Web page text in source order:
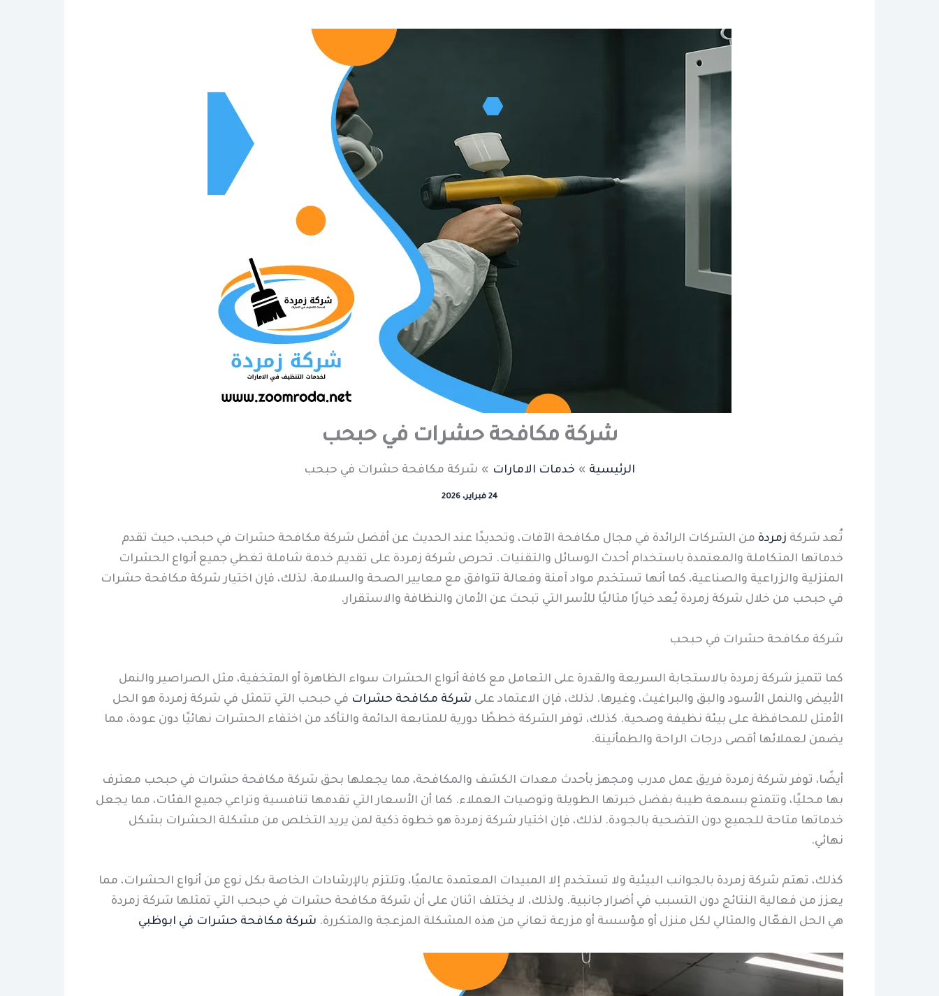
شركة مكافحة حشرات في حبحب
الرئيسية خدمات الامارات شركة مكافحة حشرات في حبحب
24 فبراير، 2026
تُعد شركة زمردة من الشركات الرائدة في مجال مكافحة الآفات، وتحديدًا عند الحديث عن أفضل شركة مكافحة حشرات في حبحب، حيث تقدم
خدماتها المتكاملة والمعتمدة باستخدام أحدث الوسائل والتقنيات. تحرص شركة زمردة على تقديم خدمة شاملة تغطي جميع أنواع الحشرات
المنزلية والزراعية والصناعية، كما أنها تستخدم مواد آمنة وفعالة تتوافق مع معايير الصحة والسلامة. لذلك، فإن اختيار شركة مكافحة حشرات
في حبحب من خلال شركة زمردة يُعد خيارًا مثاليًا للأسر التي تبحث عن الأمان والنظافة والاستقرار.
شركة مكافحة حشرات في حبحب
كما تتميز شركة زمردة بالاستجابة السريعة والقدرة على التعامل مع كافة أنواع الحشرات سواء الظاهرة أو المتخفية، مثل الصراصير والنمل
الأبيض والنمل الأسود والبق والبراغيث، وغيرها. لذلك، فإن الاعتماد على شركة مكافحة حشرات في حبحب التي تتمثل في شركة زمردة هو الحل
الأمثل للمحافظة على بيئة نظيفة وصحية. كذلك، توفر الشركة خططًا دورية للمتابعة الدائمة والتأكد من اختفاء الحشرات نهائيًا دون عودة، مما
يضمن لعملائها أقصى درجات الراحة والطمأنينة.
أيضًا، توفر شركة زمردة فريق عمل مدرب ومجهز بأحدث معدات الكشف والمكافحة، مما يجعلها بحق شركة مكافحة حشرات في حبحب معترف
بها محليًا، وتتمتع بسمعة طيبة بفضل خبرتها الطويلة وتوصيات العملاء. كما أن الأسعار التي تقدمها تنافسية وتراعي جميع الفئات، مما يجعل
خدماتها متاحة للجميع دون التضحية بالجودة. لذلك، فإن اختيار شركة زمردة هو خطوة ذكية لمن يريد التخلص من مشكلة الحشرات بشكل
نهائي.
كذلك، تهتم شركة زمردة بالجوانب البيئية ولا تستخدم إلا المبيدات المعتمدة عالميًا، وتلتزم بالإرشادات الخاصة بكل نوع من أنواع الحشرات، مما
يعزز من فعالية النتائج دون التسبب في أضرار جانبية. ولذلك، لا يختلف اثنان على أن شركة مكافحة حشرات في حبحب التي تمثلها شركة زمردة
هي الحل الفعّال والمثالي لكل منزل أو مؤسسة أو مزرعة تعاني من هذه المشكلة المزعجة والمتكررة. شركة مكافحة حشرات في ابوظبي